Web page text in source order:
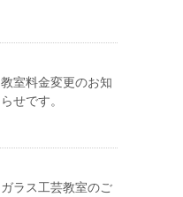
教室料金変更のお知
らせです。
ガラス工芸教室のご